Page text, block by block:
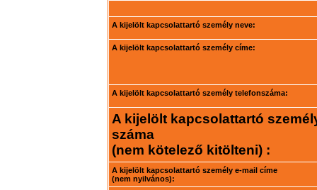
A kijelölt kapcsolattartó személy neve:
A kijelölt kapcsolattartó személy címe:
A kijelölt kapcsolattartó személy telefonszáma:
A kijelölt kapcsolattartó
száma
(nem kötelező kitölteni) :
A kijelölt kapcsolattartó személy e-mail címe
(nem nyilvános):